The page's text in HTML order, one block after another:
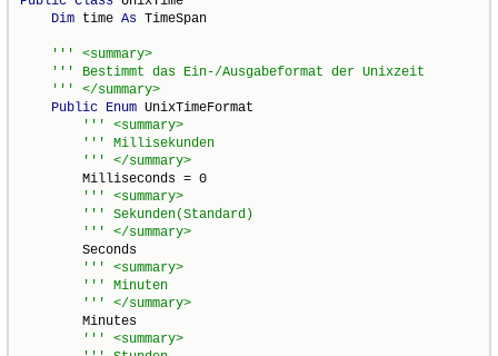
Dim time As TimeSpan
Public Enum UnixTimeFormat
        Milliseconds = 0
        Seconds
        Minutes